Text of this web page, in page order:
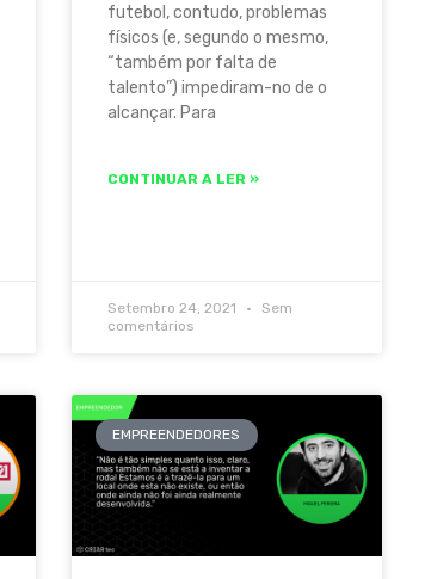
futebol, contudo, problemas
físicos (e, segundo o mesmo,
“também por falta de
talento”) impediram-no de o
alcançar. Para
CONTINUAR A LER »
Setembro 24, 2021
Sem
comentários
EMPREENDEDORES